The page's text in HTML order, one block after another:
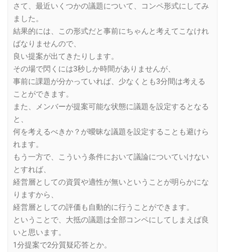
さて、最近いくつかの議題について、コンペ形式にしてみ
ました。
結果的には、この形式だと事前にちゃんと考えてこなけれ
ばなりませんので、
良い提案が出てきたりします。
その場で閃くには3秒しか時間がありませんが、
事前に課題が分かっていれば、少なくとも3分間は考える
ことができます。
また、メンバーが提案可能な状態に議題を設定するとなる
と、
何を考えるべきか？が曖昧な議題を設定することも避けら
れます。
もう一方で、こういう条件において議論についていけない
とすれば、
経営層としての資質や適性が無いということが明らかにな
りますから、
経営層としての評価も自動的に行うことができます。
ということで、大抵の議題は全部コンペにしてしまえば良
いと思います。
1分提案で2分質疑応答とか。